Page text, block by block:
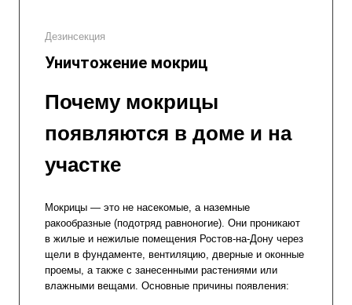
Дезинсекция
Уничтожение мокриц
Почему мокрицы
появляются в доме и на
участке
Мокрицы — это не насекомые, а наземные
ракообразные (подотряд равноногие). Они проникают
в жилые и нежилые помещения Ростов-на-Дону через
щели в фундаменте, вентиляцию, дверные и оконные
проемы, а также с занесенными растениями или
влажными вещами. Основные причины появления: